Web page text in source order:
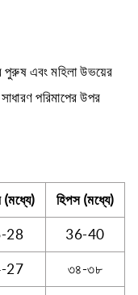
এবং মহিলা উভয়ের
পরিমাপের উপর
হিপস (মধ্যে)
28 36-40
27 ৩৪-৩৮